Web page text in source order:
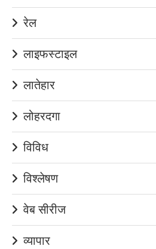
रेल
लाइफस्टाइल
लातेहार
लोहरदगा
विविध
विश्लेषण
वेब सीरीज
व्यापार